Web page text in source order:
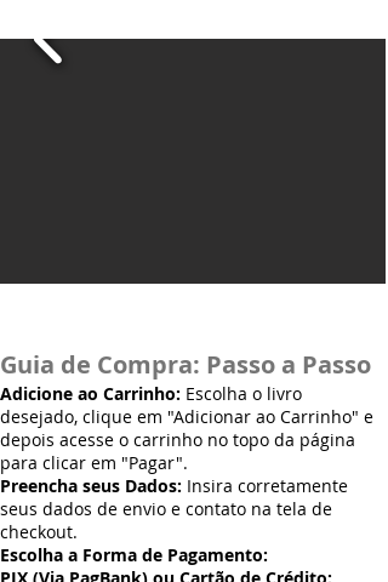
Guia de Compra: Passo a Passo
Adicione ao Carrinho: Escolha o livro
desejado, clique em "Adicionar ao Carrinho" e
depois acesse o carrinho no topo da página
para clicar em "Pagar".
Preencha seus Dados: Insira corretamente
seus dados de envio e contato na tela de
checkout.
Escolha a Forma de Pagamento: